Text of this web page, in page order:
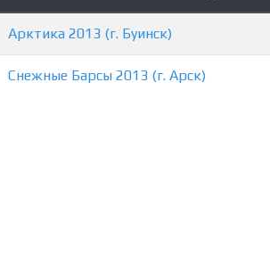
Арктика 2013 (г. Буинск)
Снежные Барсы 2013 (г. Арск)